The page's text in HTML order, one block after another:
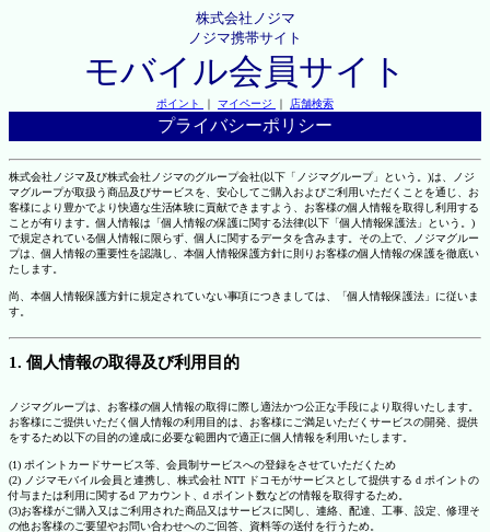
株式会社ノジマ
ノジマ携帯サイト
モバイル会員サイト
ポイント ｜ マイページ ｜ 店舗検索
プライバシーポリシー
株式会社ノジマ及び株式会社ノジマのグループ会社(以下「ノジマグループ」という。)は、ノジ
マグループが取扱う商品及びサービスを、安心してご購入およびご利用いただくことを通じ、お
客様により豊かでより快適な生活体験に貢献できますよう、お客様の個人情報を取得し利用する
ことが有ります。個人情報は「個人情報の保護に関する法律(以下「個人情報保護法」という。)
で規定されている個人情報に限らず、個人に関するデータを含みます。その上で、ノジマグルー
プは、個人情報の重要性を認識し、本個人情報保護方針に則りお客様の個人情報の保護を徹底い
たします。
尚、本個人情報保護方針に規定されていない事項につきましては、「個人情報保護法」に従いま
す。
1. 個人情報の取得及び利用目的
ノジマグループは、お客様の個人情報の取得に際し適法かつ公正な手段により取得いたします。
お客様にご提供いただく個人情報の利用目的は、お客様にご満足いただくサービスの開発、提供
をするため以下の目的の達成に必要な範囲内で適正に個人情報を利用いたします。
(1) ポイントカードサービス等、会員制サービスへの登録をさせていただくため
(2) ノジマモバイル会員と連携し、株式会社 NTT ドコモがサービスとして提供する d ポイントの
付与または利用に関するd アカウント、d ポイント数などの情報を取得するため。
(3)お客様がご購入又はご利用された商品又はサービスに関し、連絡、配達、工事、設定、修理そ
の他お客様のご要望やお問い合わせへのご回答、資料等の送付を行うため。